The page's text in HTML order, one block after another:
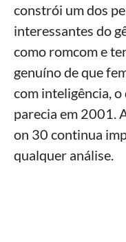
constrói um dos
interessantes do
como romcom e
genuíno de que
com inteligência,
parecia em 2001.
on 30 continua
qualquer análise.